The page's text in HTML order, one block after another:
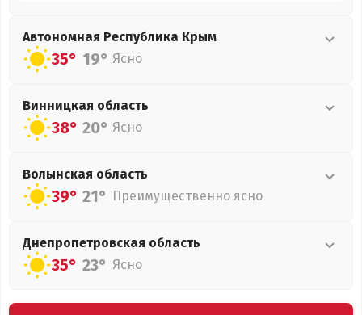
Автономная Республика Крым
35° 19° Ясно
Винницкая область
38° 20° Ясно
Волынская область
39° 21° Преимущественно ясно
Днепропетровская область
35° 23° Ясно